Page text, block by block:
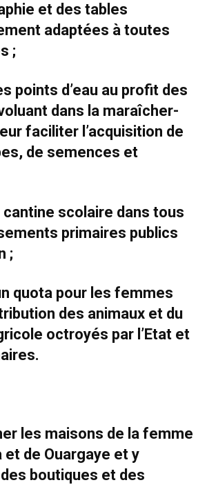
et des tables
adaptées à toutes
;
points d’eau au profit des
dans la maraîcher-
faciliter l’acquisition de
de semences et
cantine scolaire dans tous
primaires publics
;
quota pour les femmes
des animaux et du
octroyés par l’Etat et
les maisons de la femme
et de Ouargaye et y
boutiques et des